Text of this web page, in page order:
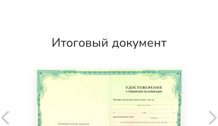
Итоговый документ